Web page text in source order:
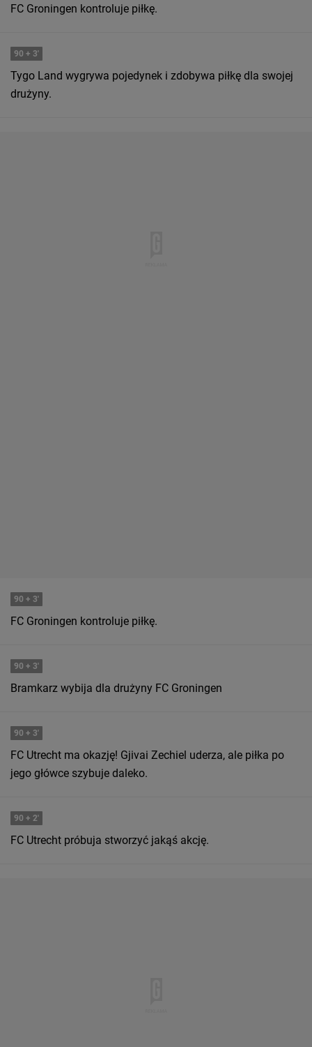
FC Groningen kontroluje piłkę.
90 + 3'
Tygo Land wygrywa pojedynek i zdobywa piłkę dla swojej
drużyny.
90 + 3'
FC Groningen kontroluje piłkę.
90 + 3'
Bramkarz wybija dla drużyny FC Groningen
90 + 3'
FC Utrecht ma okazję! Gjivai Zechiel uderza, ale piłka po
jego główce szybuje daleko.
90 + 2'
FC Utrecht próbuja stworzyć jakąś akcję.